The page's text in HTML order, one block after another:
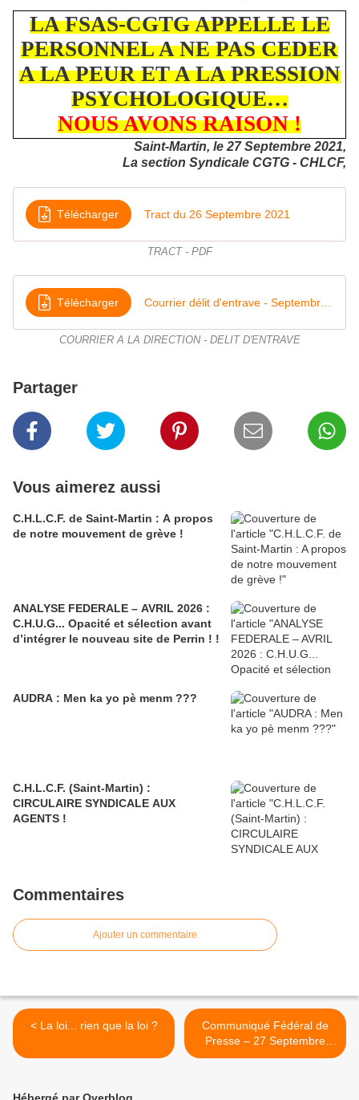
LA FSAS-CGTG APPELLE LE
PERSONNEL A NE PAS CEDER
A LA PEUR ET A LA PRESSION
PSYCHOLOGIQUE…
NOUS AVONS RAISON !
Saint-Martin, le 27 Septembre 2021,
La section Syndicale CGTG - CHLCF,
Télécharger Tract du 26 Septembre 2021
TRACT - PDF
Télécharger
COURRIER A LA DIRECTION - DELIT D'ENTRAVE
Partager
Vous aimerez aussi
C.H.L.C.F. de Saint-Martin : A propos
de notre mouvement de grève !
ANALYSE FEDERALE – AVRIL 2026 :
C.H.U.G... Opacité et sélection avant
d’intégrer le nouveau site de Perrin ! !
AUDRA : Men ka yo pè menm ???
C.H.L.C.F. (Saint-Martin) :
CIRCULAIRE SYNDICALE AUX
AGENTS !
Commentaires
Ajouter un commentaire
< La loi... rien que la loi ?
Communiqué Fédéral de
Presse – 27 Septembre
2021 : "Garde à vue de